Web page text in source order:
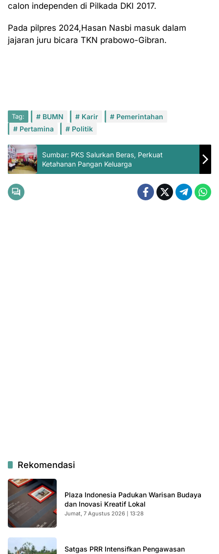
calon independen di Pilkada DKI 2017.
Pada pilpres 2024,Hasan Nasbi masuk dalam
jajaran juru bicara TKN prabowo-Gibran.
Tag: BUMN Karir
Pemerintahan
Pertamina
Politik
Sumbar: PKS Salurkan Beras, Perkuat
Ketahanan Pangan Keluarga
Rekomendasi
Plaza Indonesia Padukan Warisan Budaya
dan Inovasi Kreatif Lokal
Jumat, 7 Agustus 2026 | 13:28
Satgas PRR Intensifkan Pengawasan